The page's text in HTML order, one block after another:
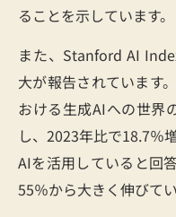
ることを示しています。
また、Stanford AI
大が報告されています
おける生成AIへの世界
し、2023年比で18.7％
AIを活用していると回
55％から大きく伸びてい